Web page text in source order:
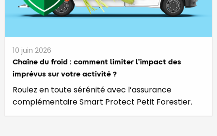
10 juin 2026
Chaîne du froid : comment limiter l’impact des
imprévus sur votre activité ?
Roulez en toute sérénité avec l’assurance
complémentaire Smart Protect Petit Forestier.